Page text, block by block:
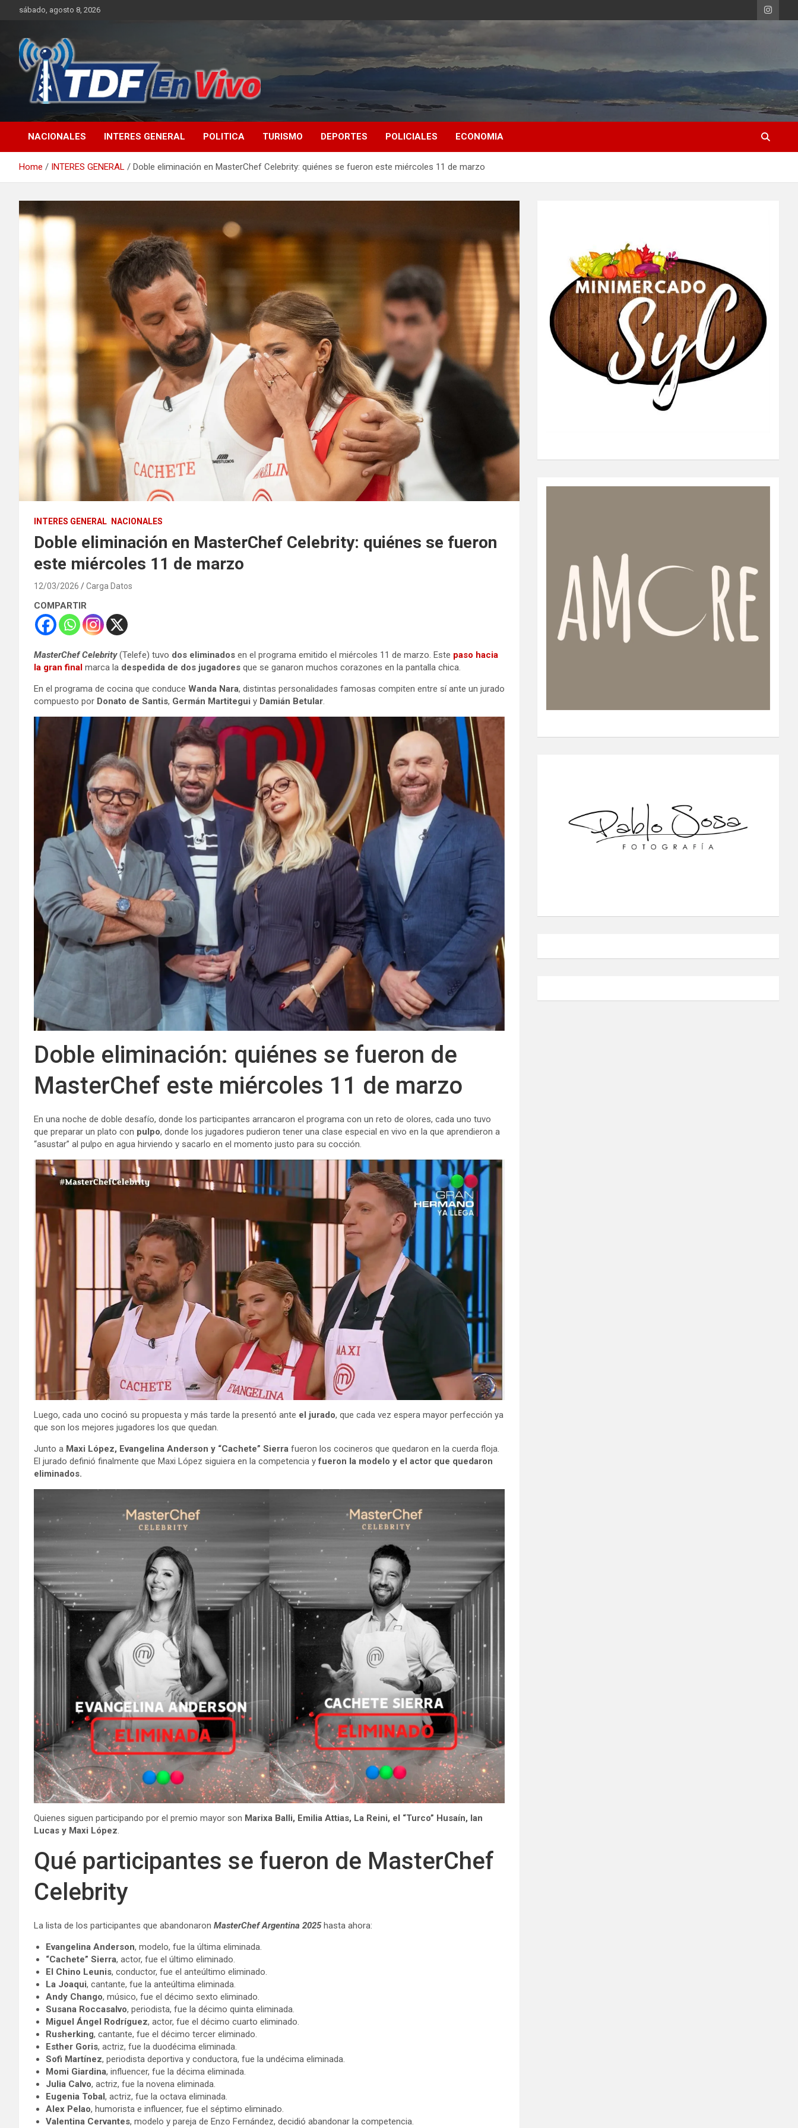
sábado, agosto 8, 2026
NACIONALES INTERES GENERAL POLITICA TURISMO DEPORTES POLICIALES ECONOMIA
Home INTERES GENERAL Doble eliminación en MasterChef Celebrity: quiénes se fueron este miércoles 11 de marzo
INTERES GENERAL NACIONALES
Doble eliminación en MasterChef Celebrity: quiénes se fueron
este miércoles 11 de marzo
12/03/2026 Carga Datos
COMPARTIR
MasterChef Celebrity(Telefe) tuvo dos eliminados en el programa emitido el miércoles 11 de marzo. Este paso hacia
la gran final marca la despedida de dos jugadores que se ganaron muchos corazones en la pantalla chica.
En el programa de cocina que conduce Wanda Nara, distintas personalidades famosas compiten entre sí ante un jurado
compuesto por Donato de Santis, Germán Martitegui y Damián Betular.
Doble eliminación: quiénes se fueron de
MasterChef este miércoles 11 de marzo
En una noche de doble desafío, donde los participantes arrancaron el programa con un reto de olores, cada uno tuvo
que preparar un plato con pulpo, donde los jugadores pudieron tener una clase especial en vivo en la que aprendieron a
“asustar” al pulpo en agua hirviendo y sacarlo en el momento justo para su cocción.
Luego, cada uno cocinó su propuesta y más tarde la presentó ante el jurado, que cada vez espera mayor perfección ya
que son los mejores jugadores los que quedan.
Junto a Maxi López, Evangelina Anderson y “Cachete” Sierra fueron los cocineros que quedaron en la cuerda floja.
El jurado definió finalmente que Maxi López siguiera en la competencia yfueron la modelo y el actor que quedaron
eliminados.
Quienes siguen participando por el premio mayor son Marixa Balli, Emilia Attias, La Reini, el “Turco” Husaín, Ian
Lucas y Maxi López.
Qué participantes se fueron de MasterChef
Celebrity
La lista de los participantes que abandonaron MasterChef Argentina 2025 hasta ahora:
Evangelina Anderson, modelo, fue la última eliminada.
“Cachete” Sierra, actor, fue el último eliminado.
El Chino Leunis, conductor, fue el anteúltimo eliminado.
La Joaqui, cantante, fue la anteúltima eliminada.
Andy Chango, músico, fue el décimo sexto eliminado.
Susana Roccasalvo, periodista, fue la décimo quinta eliminada.
Miguel Ángel Rodríguez, actor, fue el décimo cuarto eliminado.
Rusherking, cantante, fue el décimo tercer eliminado.
Esther Goris, actriz, fue la duodécima eliminada.
Sofi Martínez, periodista deportiva y conductora, fue la undécima eliminada.
Momi Giardina, influencer, fue la décima eliminada.
Julia Calvo, actriz, fue la novena eliminada.
Eugenia Tobal, actriz, fue la octava eliminada.
Alex Pelao, humorista e influencer, fue el séptimo eliminado.
Valentina Cervantes, modelo y pareja de Enzo Fernández, decidió abandonar la competencia.